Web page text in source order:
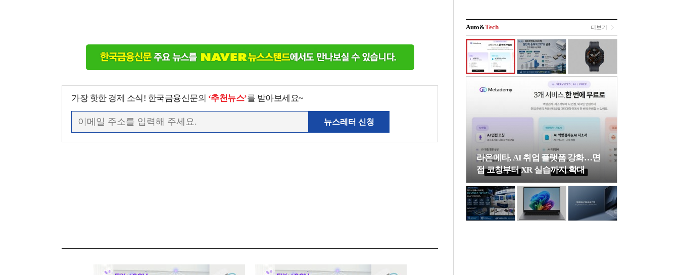
가장 핫한 경제 소식! 한국금융신문의 ‘추천뉴스’를 받아보세요~
뉴스레터 신청
Auto&Tech 더보기
라온메타, AI 취업 플랫폼 강화…면
접 코칭부터 XR 실습까지 확대